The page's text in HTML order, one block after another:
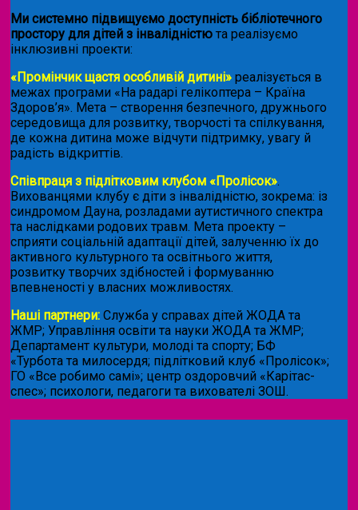
Ми системно підвищуємо доступність бібліотечного
простору для дітей з інвалідністю та реалізуємо
інклюзивні проекти:
«Промінчик щастя особливій дитині» реалізується в
межах програми «На радарі гелікоптера – Країна
Здоров’я». Мета – створення безпечного, дружнього
середовища для розвитку, творчості та спілкування,
де кожна дитина може відчути підтримку, увагу й
радість відкриттів.
Співпраця з підлітковим клубом «Пролісок».
Вихованцями клубу є діти з інвалідністю, зокрема: із
синдромом Дауна, розладами аутистичного спектра
та наслідками родових травм. Мета проекту –
сприяти соціальній адаптації дітей, залученню їх до
активного культурного та освітнього життя,
розвитку творчих здібностей і формуванню
впевненості у власних можливостях.
Наші партнери: Служба у справах дітей ЖОДА та
ЖМР; Управління освіти та науки ЖОДА та ЖМР;
Департамент культури, молоді та спорту; БФ
«Турбота та милосердя; підлітковий клуб «Пролісок»;
ГО «Все робимо самі»; центр оздоровчий «Карітас-
спес»; психологи, педагоги та вихователі ЗОШ.